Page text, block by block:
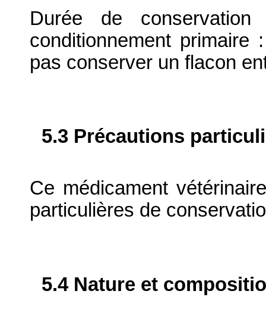
Durée de
conditionnement
pas conserver un flacon
5.3 Précautions
Ce médicament
particulières de
5.4 Nature et